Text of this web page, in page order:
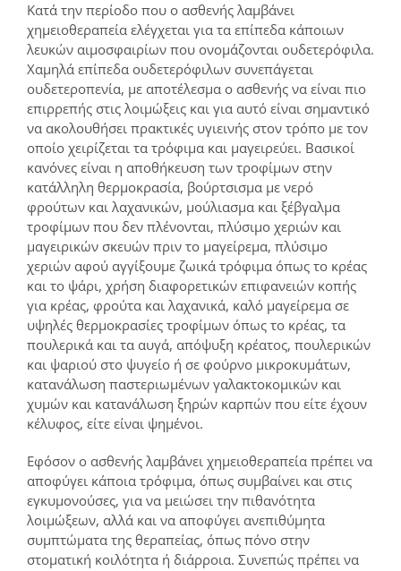
Κατά την περίοδο που ο ασθενής λαμβάνει
χημειοθεραπεία ελέγχεται για τα επίπεδα κάποιων
λευκών αιμοσφαιρίων που ονομάζονται ουδετερόφιλα.
Χαμηλά επίπεδα ουδετερόφιλων συνεπάγεται
ουδετεροπενία, με αποτέλεσμα ο ασθενής να είναι πιο
επιρρεπής στις λοιμώξεις και για αυτό είναι σημαντικό
να ακολουθήσει πρακτικές υγιεινής στον τρόπο με τον
οποίο χειρίζεται τα τρόφιμα και μαγειρεύει. Βασικοί
κανόνες είναι η αποθήκευση των τροφίμων στην
κατάλληλη θερμοκρασία, βούρτσισμα με νερό
φρούτων και λαχανικών, μούλιασμα και ξέβγαλμα
τροφίμων που δεν πλένονται, πλύσιμο χεριών και
μαγειρικών σκευών πριν το μαγείρεμα, πλύσιμο
χεριών αφού αγγίξουμε ζωικά τρόφιμα όπως το κρέας
και το ψάρι, χρήση διαφορετικών επιφανειών κοπής
για κρέας, φρούτα και λαχανικά, καλό μαγείρεμα σε
υψηλές θερμοκρασίες τροφίμων όπως το κρέας, τα
πουλερικά και τα αυγά, απόψυξη κρέατος, πουλερικών
και ψαριού στο ψυγείο ή σε φούρνο μικροκυμάτων,
κατανάλωση παστεριωμένων γαλακτοκομικών και
χυμών και κατανάλωση ξηρών καρπών που είτε έχουν
κέλυφος, είτε είναι ψημένοι.
Εφόσον ο ασθενής λαμβάνει χημειοθεραπεία πρέπει να
αποφύγει κάποια τρόφιμα, όπως συμβαίνει και στις
εγκυμονούσες, για να μειώσει την πιθανότητα
λοιμώξεων, αλλά και να αποφύγει ανεπιθύμητα
συμπτώματα της θεραπείας, όπως πόνο στην
στοματική κοιλότητα ή διάρροια. Συνεπώς πρέπει να